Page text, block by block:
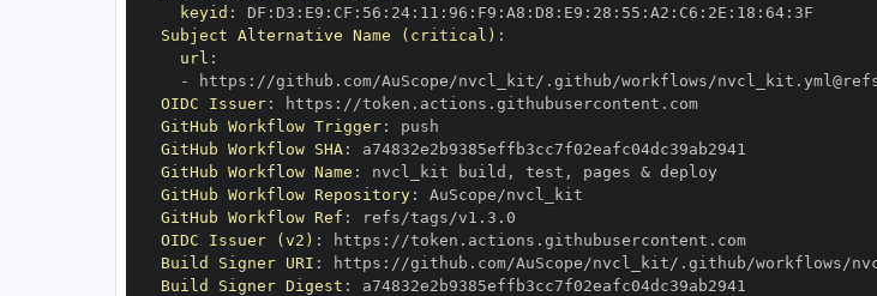
keyid : DF : D3 : E9 : CF : 56 : 24: 11 : 96 : F9 : A8 : D8 : E9 : 28 : 55 : A2 : C6 : 2E : 18 : 64:
Subject Alternative Name (critical) :
url :
-
https :
OIDC Issuer: https :
//token.actions.githubusercontent.com
GitHub Workflow Trigger:
GitHub Workflow SHA:
GitHub Workflow Name : nvcl_kit build , test ,
GitHub Workflow Repository:
GitHub Workflow Ref :
OIDC Issuer (v2) : https :
//token.actions.githubusercontent.com
Build Signer URI : https :
Build Signer Digest :